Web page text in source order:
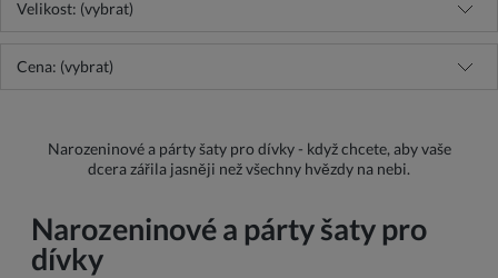
Velikost: (vybrat)
Cena: (vybrat)
Narozeninové a párty šaty pro dívky - když chcete, aby vaše
dcera zářila jasněji než všechny hvězdy na nebi.
Narozeninové a párty šaty pro
dívky